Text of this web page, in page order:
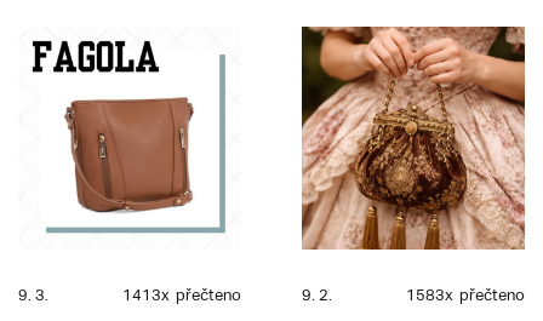
9. 3. 1413x přečteno 9. 2. 1583x přečteno